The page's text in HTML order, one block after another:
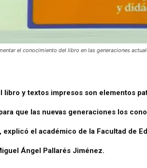
el conocimiento del libro en las generaciones
libro y textos impresos son elementos
que las nuevas generaciones los
explicó el académico de la Facultad de
Ángel Pallarés Jiménez.